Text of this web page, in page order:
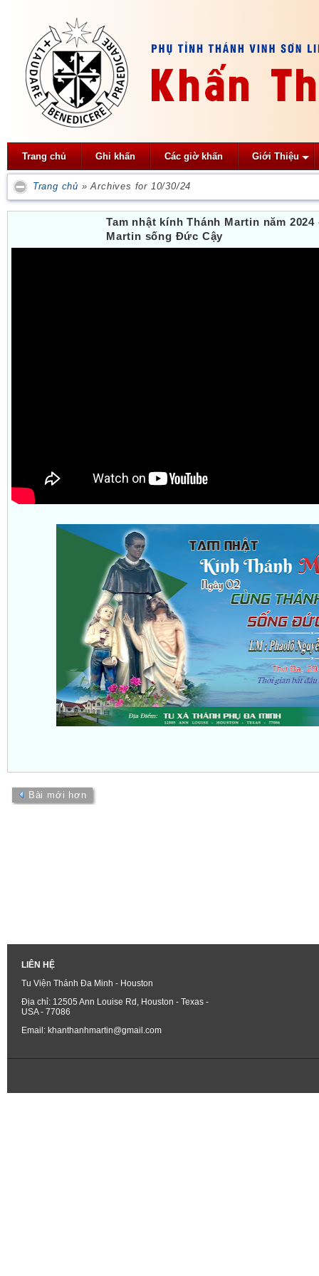
Trang chủ Ghi khấn Các giờ khấn Giới Thiệu
Trang chủ »Archives for 10/30/24
Tam nhật kính Thánh Martin năm
Martin sống Đức Cậy
Bài mới hơn
LIÊN HỆ
Tu Viện Thánh Đa Minh - Houston
Địa chỉ: 12505 Ann Louise Rd, Houston - Texas -
USA - 77086
Email: khanthanhmartin@gmail.com